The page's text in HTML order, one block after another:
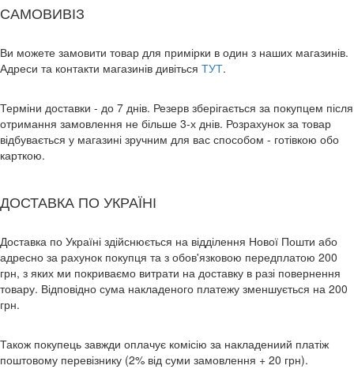
САМОВИВІЗ
Ви можете замовити товар для примірки в один з наших магазинів.
Адреси та контакти магазинів дивіться ТУТ.
Терміни доставки - до 7 днів. Резерв зберігається за покупцем після
отримання замовлення не більше 3-х днів. Розрахунок за товар
відбувається у магазині зручним для вас способом - готівкою обо
карткою.
ДОСТАВКА ПО УКРАЇНІ
Доставка по Україні здійснюється на відділення Нової Пошти або
адресно за рахунок покупця та з обов'язковою передплатою 200
грн, з яких ми покриваємо витрати на доставку в разі повернення
товару. Відповідно сума накладеного платежу зменшується на 200
грн.
Також покупець завжди оплачує комісію за накладениий платіж
поштовому перевізнику (2% від суми замовлення + 20 грн).